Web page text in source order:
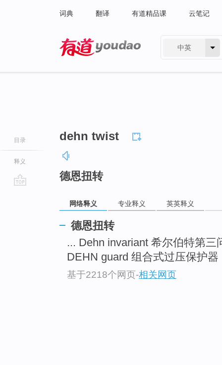
词典 翻译 有道精品课 云笔记
中英
目录
释义
dehn twist
德恩扭转
网络释义 专业释义 英英释义
德恩扭转
... Dehn invariant 希尔伯特第三
DEHN guard 组合式过压保护器
基于2218个网页-相关网页